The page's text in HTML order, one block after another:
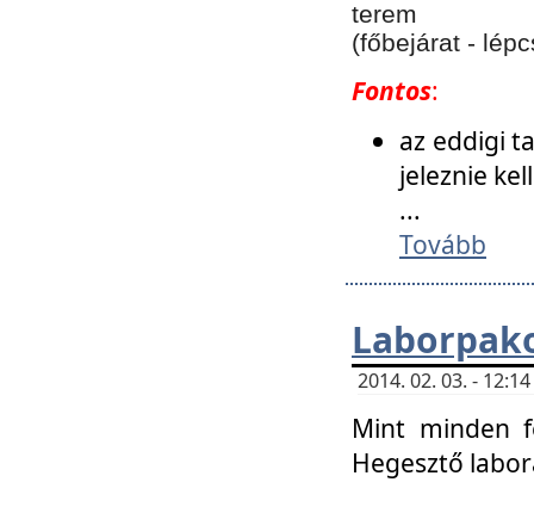
terem
(főbejárat -
Fontos:
az eddigi
jeleznie
...
Tovább
2014. 02. 03. -
Mint minden
Hegesztő